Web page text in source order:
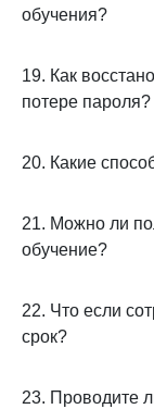
обучения?
19. Как
потере пароля?
20. Какие
21. Можно ли
обучение?
22. Что если
срок?
23. Проводите